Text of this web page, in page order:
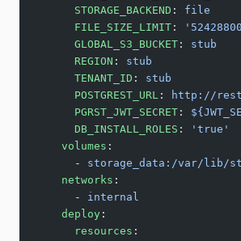
      STORAGE_BACKEND
: file
      FILE_SIZE_LIMIT
:
      GLOBAL_S3_BUCKET
: stub
      REGION
: stub
      TENANT_ID
: stub
      POSTGREST_URL
:
http://
      PGRST_JWT_SECRET
:
      DB_INSTALL_ROLES
:
'true'
    volumes
:
      -
storage_data:/var/lib/
    networks
:
      -
internal
    deploy
:
      resources
: